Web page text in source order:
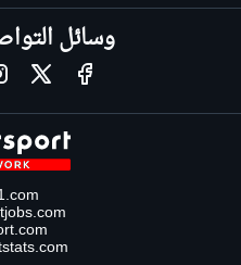
وسائل